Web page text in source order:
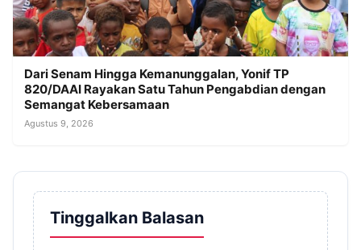
Dari Senam Hingga Kemanunggalan, Yonif TP
820/DAAI Rayakan Satu Tahun Pengabdian dengan
Semangat Kebersamaan
Agustus 9, 2026
Tinggalkan Balasan